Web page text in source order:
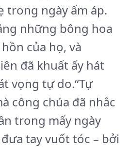
trong ngày ấm áp.
những bông hoa
của họ, và
đã khuất ấy hát
vọng tự do.“Tự
công chúa đã nhắc
trong mấy ngày
tay vuốt tóc – bởi